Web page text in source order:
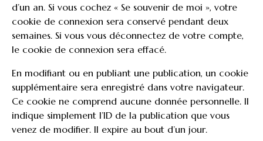
d’un an. Si vous cochez « Se souvenir de moi », votre
cookie de connexion sera conservé pendant deux
semaines. Si vous vous déconnectez de votre compte,
le cookie de connexion sera effacé.
En modifiant ou en publiant une publication, un cookie
supplémentaire sera enregistré dans votre navigateur.
Ce cookie ne comprend aucune donnée personnelle. Il
indique simplement l’ID de la publication que vous
venez de modifier. Il expire au bout d’un jour.